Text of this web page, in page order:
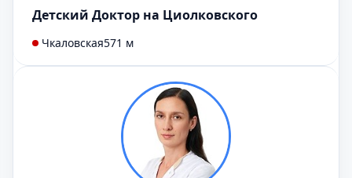
Детский Доктор на Циолковского
Чкаловская571 м